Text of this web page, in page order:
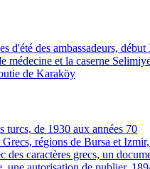
d'été des ambassadeurs,
médecine et la caserne
de Karaköy
turcs, de 1930 aux années 70
régions de Bursa et
des caractères grecs, un